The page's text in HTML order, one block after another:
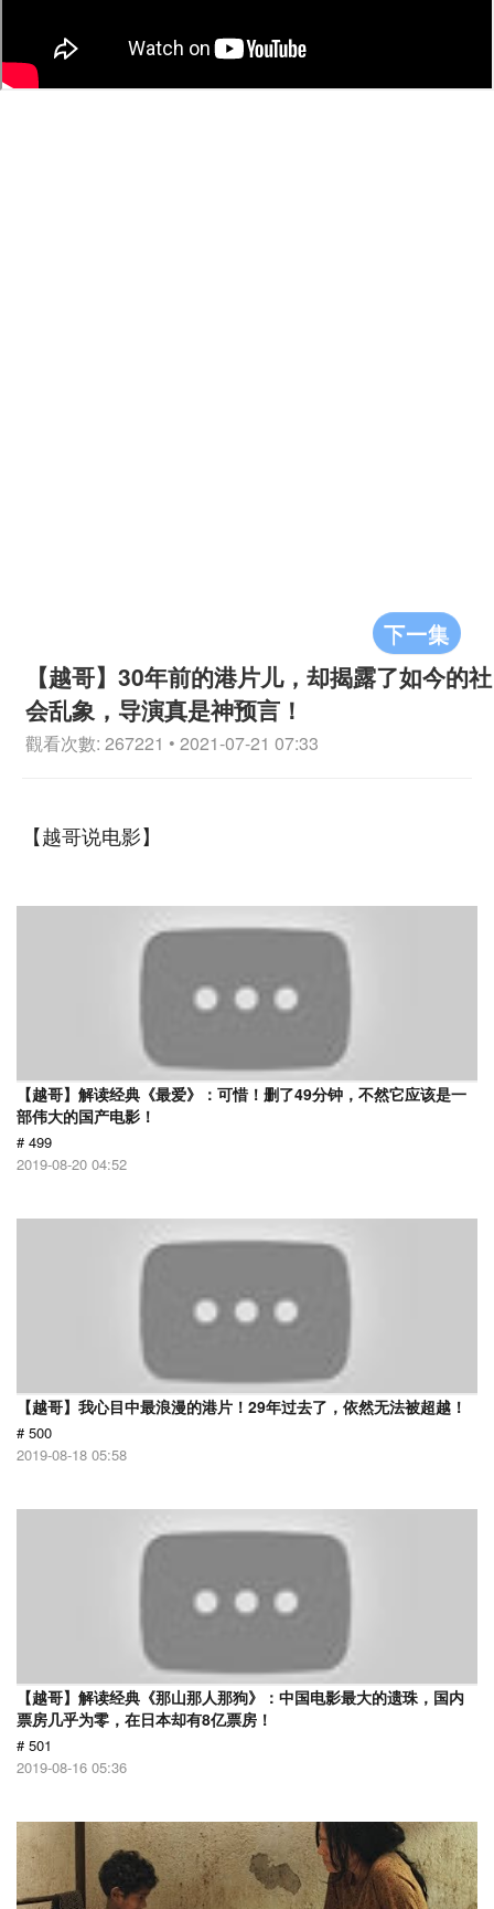
下一集
【越哥】30年前的港片儿，却揭露了如今的社
会乱象，导演真是神预言！
觀看次數: 267221 • 2021-07-21 07:33
【越哥说电影】
【越哥】解读经典《最爱》：可惜！删了49分钟，不然它应该是一
部伟大的国产电影！
# 499
2019-08-20 04:52
【越哥】我心目中最浪漫的港片！29年过去了，依然无法被超越！
# 500
2019-08-18 05:58
【越哥】解读经典《那山那人那狗》：中国电影最大的遗珠，国内
票房几乎为零，在日本却有8亿票房！
# 501
2019-08-16 05:36